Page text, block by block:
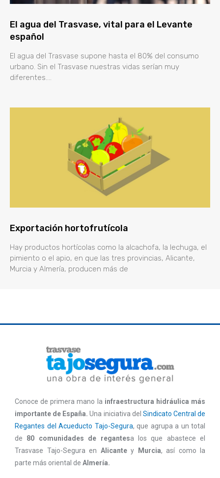
El agua del Trasvase, vital para el Levante
español
El agua del Trasvase supone hasta el 80% del consumo
urbano. Sin el Trasvase nuestras vidas serían muy
diferentes….
Exportación hortofrutícola
Hay productos hortícolas como la alcachofa, la lechuga, el
pimiento o el apio, en que las tres provincias, Alicante,
Murcia y Almería, producen más de
Conoce de primera mano la infraestructura hidráulica más
importante de España.Una iniciativa del Sindicato Central de
Regantes del Acueducto Tajo-Segura, que agrupa a un total
de 80 comunidades de regantesa los que abastece el
Trasvase Tajo-Segura en Alicante y Murcia, así como la
parte más oriental de Almería.